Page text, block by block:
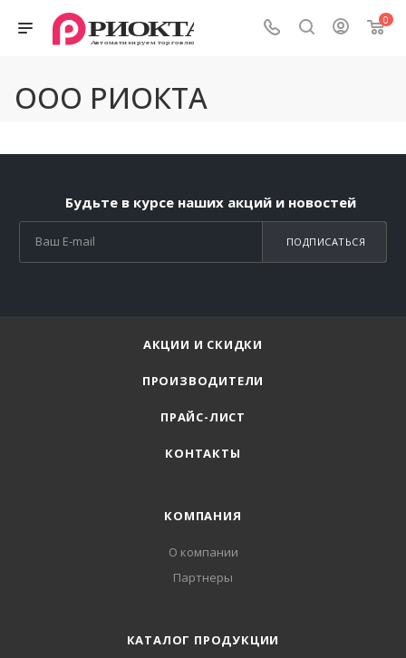
0
ООО РИОКТА
Будьте в курсе наших акций и новостей
ПОДПИСАТЬСЯ
АКЦИИ И СКИДКИ
ПРОИЗВОДИТЕЛИ
ПРАЙС-ЛИСТ
КОНТАКТЫ
КОМПАНИЯ
О компании
Партнеры
КАТАЛОГ ПРОДУКЦИИ